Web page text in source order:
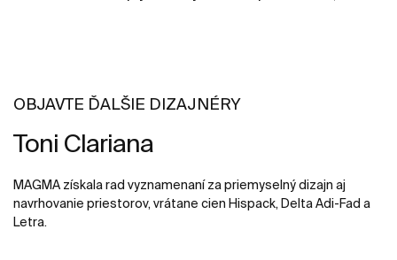
OBJAVTE ĎALŠIE DIZAJNÉRY
Toni Clariana
MAGMA získala rad vyznamenaní za priemyselný dizajn aj
navrhovanie priestorov, vrátane cien Hispack, Delta Adi-Fad a
Letra.